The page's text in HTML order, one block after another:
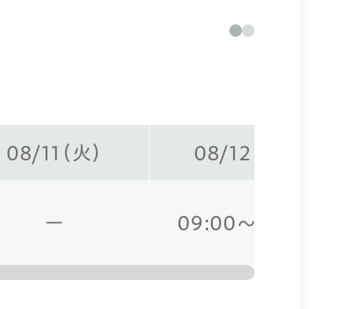
08/11（火） 08/12（水）
ー 09:00～12:30